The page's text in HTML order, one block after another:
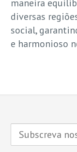
maneira
diversas
social,
e harmonioso